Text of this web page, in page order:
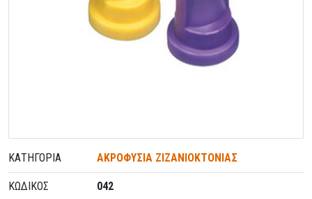
ΚΑΤΗΓΟΡΊΑ ΑΚΡΟΦΥΣΙΑ ΖΙΖΑΝΙΟΚΤΟΝΙΑΣ
ΚΩΔΙΚΌΣ 042